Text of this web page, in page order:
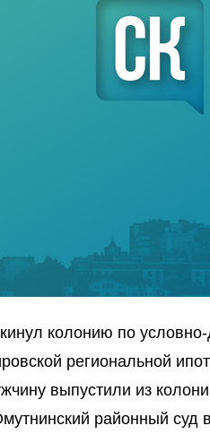
колонию по
региональной
выпустили из
районный суд